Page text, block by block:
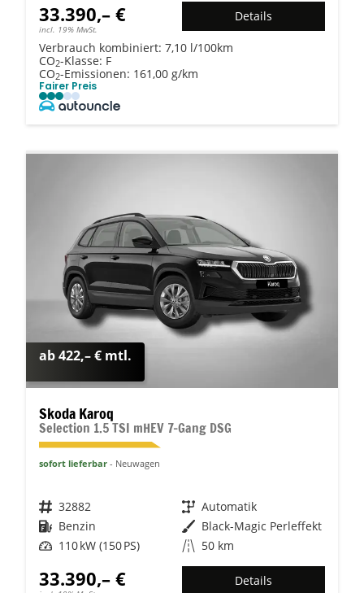
33.390,– €
incl. 19% MwSt.
Details
Verbrauch kombiniert: 7,10 l/100km
CO2-Klasse: F
CO2-Emissionen: 161,00 g/km
Fairer Preis
ab 422,– € mtl.
Skoda Karoq
Selection 1.5 TSI mHEV 7-Gang DSG
sofort lieferbar Neuwagen
Fahrzeugnr. 32882 Getriebe Automatik
Kraftstoff Benzin Außenfarbe Black-Magic Perleffekt
Leistung 110 kW (150 PS) Kilometerstand 50 km
33.390,– € Details